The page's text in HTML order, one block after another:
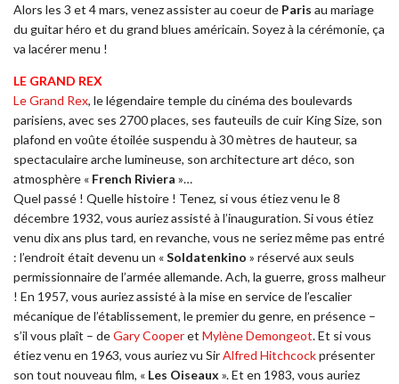
Alors les 3 et 4 mars, venez assister au coeur de Paris au mariage
du guitar héro et du grand blues américain. Soyez à la cérémonie, ça
va lacérer menu !
LE GRAND REX
Le Grand Rex, le légendaire temple du cinéma des boulevards
parisiens, avec ses 2700 places, ses fauteuils de cuir King Size, son
plafond en voûte étoilée suspendu à 30 mètres de hauteur, sa
spectaculaire arche lumineuse, son architecture art déco, son
atmosphère « French Riviera »…
Quel passé ! Quelle histoire ! Tenez, si vous étiez venu le 8
décembre 1932, vous auriez assisté à l’inauguration. Si vous étiez
venu dix ans plus tard, en revanche, vous ne seriez même pas entré
: l’endroit était devenu un «Soldatenkino » réservé aux seuls
permissionnaire de l’armée allemande. Ach, la guerre, gross malheur
! En 1957, vous auriez assisté à la mise en service de l’escalier
mécanique de l’établissement, le premier du genre, en présence –
s’il vous plaît – deGary Cooperet Mylène Demongeot. Et si vous
étiez venu en 1963, vous auriez vu SirAlfred Hitchcockprésenter
son tout nouveau film, « Les Oiseaux ». Et en 1983, vous auriez